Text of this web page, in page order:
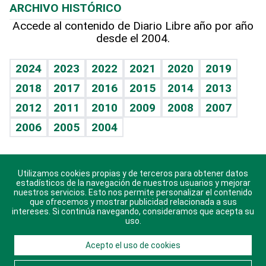
Hablando con el pediatra
Vida y familia
Eñe
Celebrando la vida
Sin complejos
En pocas palabras
Escuchando al corazón
Economía Personal
TBT Deportivo
Más firmas
Hecho en casa
Guía del dinero
Cumpleaños
Horóscopos
Crucigramas
ARCHIVO HISTÓRICO
Accede al contenido de Diario Libre año por año
desde el 2004.
2024 2023 2022 2021 2020
2019
2018
2017 2016 2015 2014
2013
2012
2011 2010 2009 2008
2007
2006
2005 2004
Descarga nuestras aplicaciones para Android, iOS y
sistema Huawei.
© 2021 Diario Libre, todos los derechos reservados.
Utilizamos cookies propias y de terceros para obtener datos
estadísticos de la navegación de nuestros usuarios y mejorar
nuestros servicios. Esto nos permite personalizar el contenido
que ofrecemos y mostrar publicidad relacionada a sus
intereses. Si continúa navegando, consideramos que acepta su
uso.
Acepto el uso de cookies